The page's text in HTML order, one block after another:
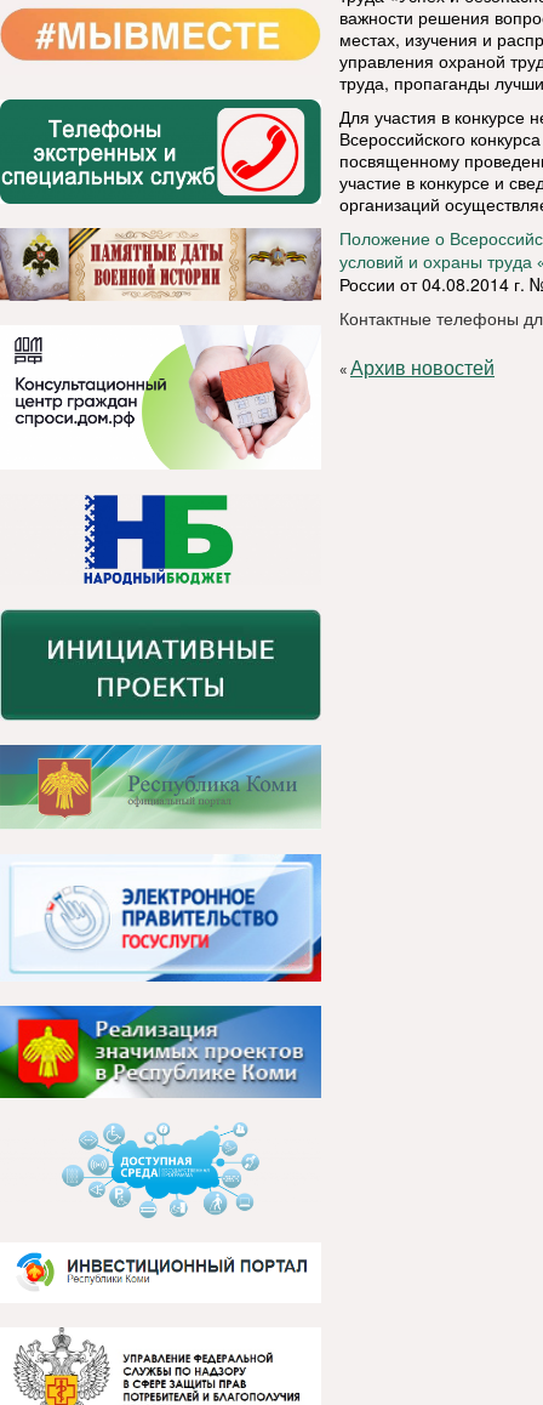
важности решения
местах, изучения и
управления охраной
труда, пропаганды
Для участия в конкурсе
Всероссийского
посвященному
участие в конкурсе и
организаций
Положение о
условий и охраны труда
России от 04.08.2014 г.
Контактные телефоны
«Архив новостей